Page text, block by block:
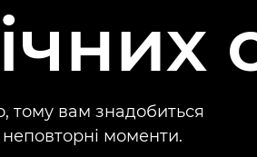
тому вам знадобиться
моменти.